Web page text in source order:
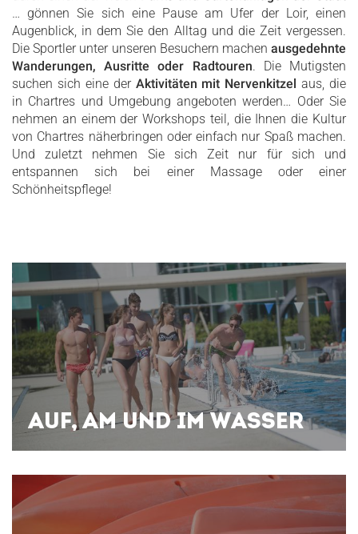
… gönnen Sie sich eine Pause am Ufer der Loir, einen
Augenblick, in dem Sie den Alltag und die Zeit vergessen.
Die Sportler unter unseren Besuchern machen ausgedehnte
Wanderungen, Ausritte oder Radtouren. Die Mutigsten
suchen sich eine der Aktivitäten mit Nervenkitzel aus, die
in Chartres und Umgebung angeboten werden… Oder Sie
nehmen an einem der Workshops teil, die Ihnen die Kultur
von Chartres näherbringen oder einfach nur Spaß machen.
Und zuletzt nehmen Sie sich Zeit nur für sich und
entspannen sich bei einer Massage oder einer
Schönheitspflege!
AUF, AM UND IM WASSER